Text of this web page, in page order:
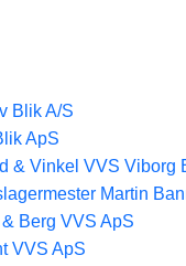
Blik A/S
ApS
& Vinkel VVS Viborg
Martin
Berg VVS ApS
VVS ApS